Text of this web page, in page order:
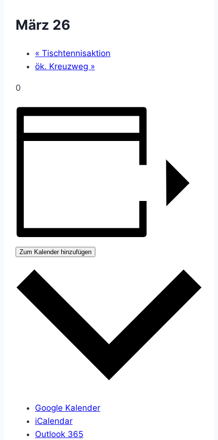
März 26
« Tischtennisaktion
ök. Kreuzweg »
0
Zum Kalender hinzufügen
Google Kalender
iCalendar
Outlook 365